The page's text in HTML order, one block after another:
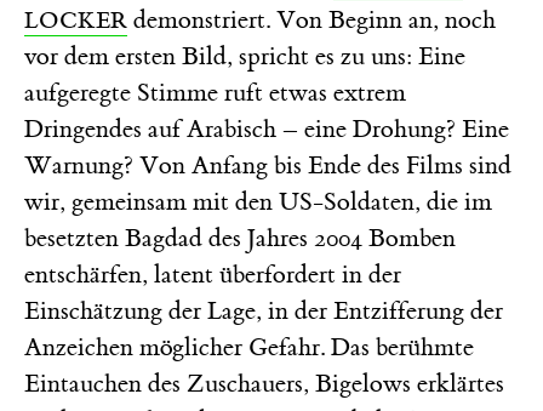
LOCKER demonstriert. Von Beginn an, noch
vor dem ersten Bild, spricht es zu uns: Eine
aufgeregte Stimme ruft etwas extrem
Dringendes auf Arabisch – eine Drohung? Eine
Warnung? Von Anfang bis Ende des Films sind
wir, gemeinsam mit den US-Soldaten, die im
besetzten Bagdad des Jahres 2004 Bomben
entschärfen, latent überfordert in der
Einschätzung der Lage, in der Entzifferung der
Anzeichen möglicher Gefahr. Das berühmte
Eintauchen des Zuschauers, Bigelows erklärtes